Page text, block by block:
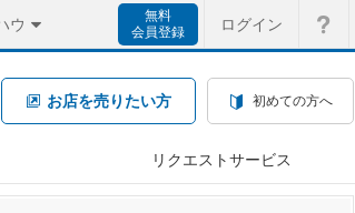
ウ
無料
会員登録
ログイン
お店を売りたい方 初めての方へ
リクエストサービス